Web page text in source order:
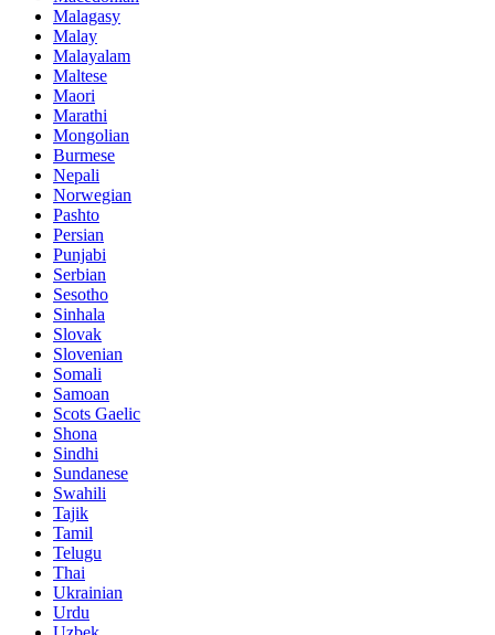
Malagasy
Malay
Malayalam
Maltese
Maori
Marathi
Mongolian
Burmese
Nepali
Norwegian
Pashto
Persian
Punjabi
Serbian
Sesotho
Sinhala
Slovak
Slovenian
Somali
Samoan
Scots Gaelic
Shona
Sindhi
Sundanese
Swahili
Tajik
Tamil
Telugu
Thai
Ukrainian
Urdu